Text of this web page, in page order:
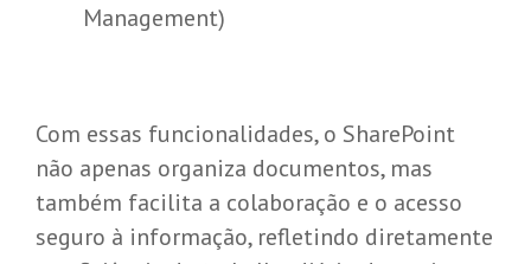
Management)
Com essas funcionalidades, o SharePoint
não apenas organiza documentos, mas
também facilita a colaboração e o acesso
seguro à informação, refletindo diretamente